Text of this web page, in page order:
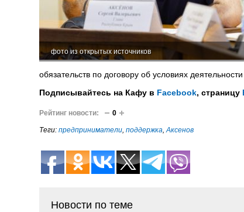
фото из открытых источников
обязательств по договору об условиях
Подписывайтесь на Кафу в Facebook, страницу
Рейтинг новости: 0
Теги: предприниматели, поддержка,Аксенов
Новости по теме